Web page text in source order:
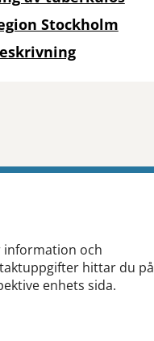
Stockholm
information och
hittar du på
enhets sida.